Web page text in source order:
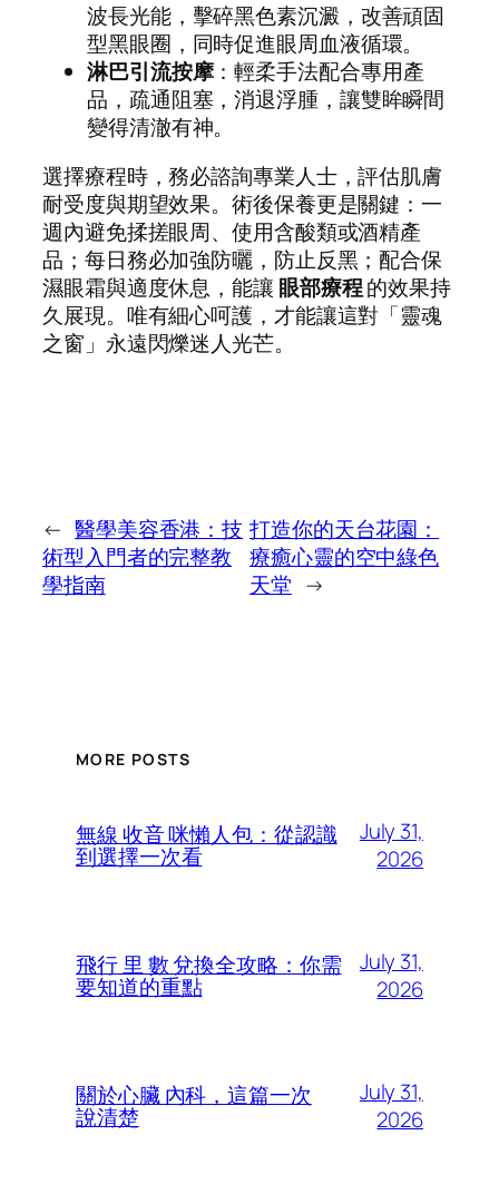
波長光能，擊碎黑色素沉澱，改善頑固
型黑眼圈，同時促進眼周血液循環。
淋巴引流按摩：輕柔手法配合專用產
品，疏通阻塞，消退浮腫，讓雙眸瞬間
變得清澈有神。
選擇療程時，務必諮詢專業人士，評估肌膚
耐受度與期望效果。術後保養更是關鍵：一
週內避免揉搓眼周、使用含酸類或酒精產
品；每日務必加強防曬，防止反黑；配合保
濕眼霜與適度休息，能讓 眼部療程的效果持
久展現。唯有細心呵護，才能讓這對「靈魂
之窗」永遠閃爍迷人光芒。
← 醫學美容香港：技
術型入門者的完整教
學指南
打造你的天台花園：
療癒心靈的空中綠色
天堂 →
MORE POSTS
無線 收音 咪懶人包：從認識
到選擇一次看
July 31,
2026
飛行 里 數 兌換全攻略：你需
要知道的重點
July 31,
2026
關於心臟 內科，這篇一次
說清楚
July 31,
2026